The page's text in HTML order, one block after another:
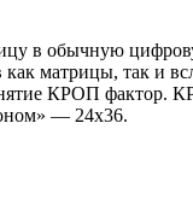
в обычную
матрицы, так и
КРОП
— 24х36.